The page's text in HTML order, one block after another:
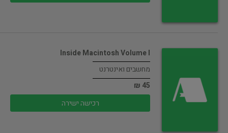
Inside Macintosh Volume I
מחשבים ואינטרנט
45 ₪
רכישה ישירה